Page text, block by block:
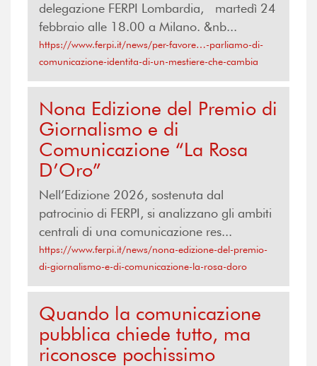
delegazione FERPI Lombardia, martedì 24
febbraio alle 18.00 a Milano. &nb...
https://www.ferpi.it/news/per-favore…-parliamo-di-
comunicazione-identita-di-un-mestiere-che-cambia
Nona Edizione del Premio di
Giornalismo e di
Comunicazione “La Rosa
D’Oro”
Nell’Edizione 2026, sostenuta dal
patrocinio di FERPI, si analizzano gli ambiti
centrali di una comunicazione res...
https://www.ferpi.it/news/nona-edizione-del-premio-
di-giornalismo-e-di-comunicazione-la-rosa-doro
Quando la comunicazione
pubblica chiede tutto, ma
riconosce pochissimo